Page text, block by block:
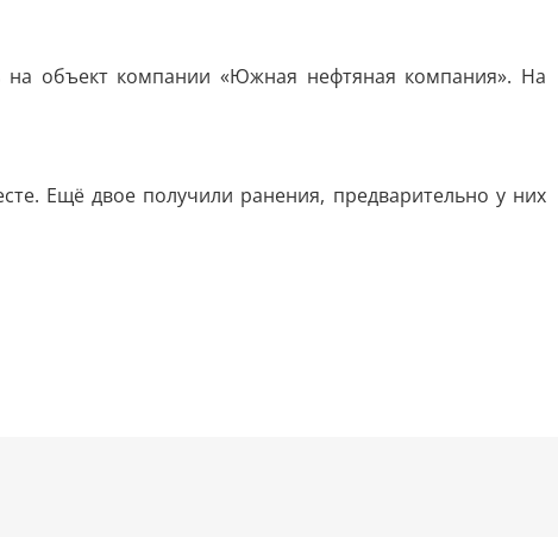
объект компании «Южная нефтяная компания». На
Ещё двое получили ранения, предварительно у них